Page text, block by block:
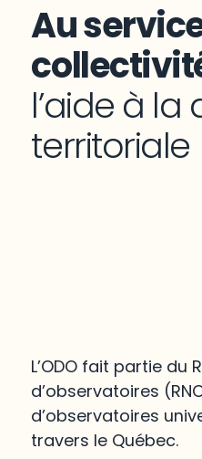
Au
l’aide à la
territoriale
L’ODO fait partie du
d’observatoires
d’observatoires
travers le Québec.